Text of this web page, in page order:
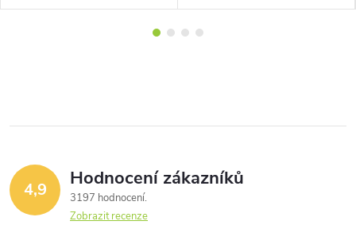
4,9 Hodnocení zákazníků
3197 hodnocení
Zobrazit recenze